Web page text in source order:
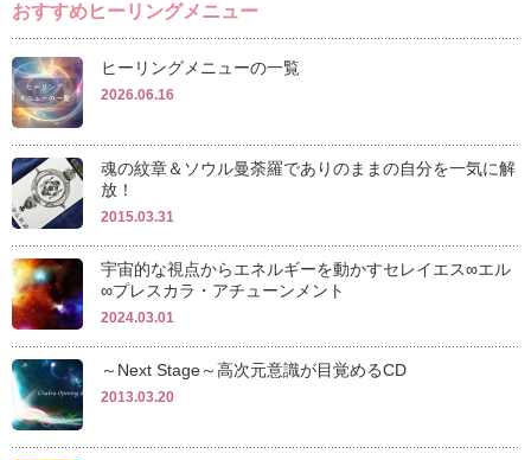
おすすめヒーリングメニュー
ヒーリングメニューの一覧
2026.06.16
魂の紋章＆ソウル曼荼羅でありのままの自分を一気に解
放！
2015.03.31
宇宙的な視点からエネルギーを動かすセレイエス∞エル
∞プレスカラ・アチューンメント
2024.03.01
～Next Stage～高次元意識が目覚めるCD
2013.03.20